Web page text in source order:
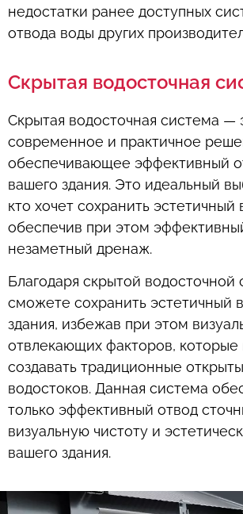
недостатки ранее доступных
отвода воды других
Скрытая водосточная
Скрытая водосточная система —
современное и практичное
обеспечивающее эффективный
вашего здания. Это идеальный
кто хочет сохранить
обеспечив при этом
незаметный дренаж.
Благодаря скрытой водосточной
сможете сохранить эстетичный
здания, избежав при этом
отвлекающих факторов, которые
создавать традиционные
водостоков. Данная система
только эффективный отвод
визуальную чистоту и
вашего здания.